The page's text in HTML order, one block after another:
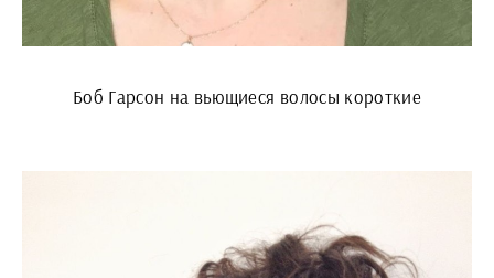
Боб Гарсон на вьющиеся волосы короткие